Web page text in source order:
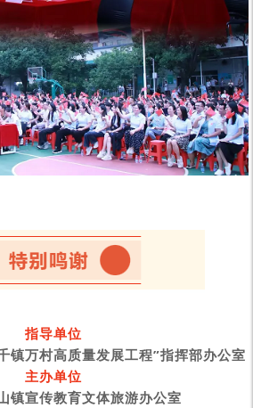
指导单位
镇万村高质量发展工程”指挥部办公室
主办单位
镇宣传教育文体旅游办公室